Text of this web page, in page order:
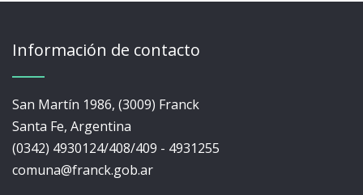
Información de contacto
San Martín 1986, (3009) Franck
Santa Fe, Argentina
(0342) 4930124/408/409 - 4931255
comuna@franck.gob.ar